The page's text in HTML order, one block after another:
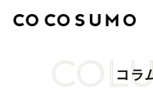
コラ